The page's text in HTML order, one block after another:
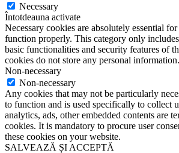
Necessary
Întotdeauna activate
Necessary cookies are absolutely essential
function properly. This category only
basic functionalities and security features of
cookies do not store any personal information.
Non-necessary
Non-necessary
Any cookies that may not be particularly
to function and is used specifically to collect
analytics, ads, other embedded contents are
cookies. It is mandatory to procure user
these cookies on your website.
SALVEAZĂ ȘI ACCEPTĂ